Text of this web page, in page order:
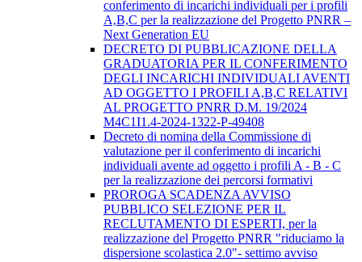
conferimento di incarichi individuali per i profili
A,B,C per la realizzazione del Progetto PNRR –
Next Generation EU
DECRETO DI PUBBLICAZIONE DELLA
GRADUATORIA PER IL CONFERIMENTO
DEGLI INCARICHI INDIVIDUALI AVENTI
AD OGGETTO I PROFILI A,B,C RELATIVI
AL PROGETTO PNRR D.M. 19/2024
M4C1I1.4-2024-1322-P-49408
Decreto di nomina della Commissione di
valutazione per il conferimento di incarichi
individuali avente ad oggetto i profili A - B - C
per la realizzazione dei percorsi formativi
PROROGA SCADENZA AVVISO
PUBBLICO SELEZIONE PER IL
RECLUTAMENTO DI ESPERTI, per la
realizzazione del Progetto PNRR "riduciamo la
dispersione scolastica 2.0"- settimo avviso